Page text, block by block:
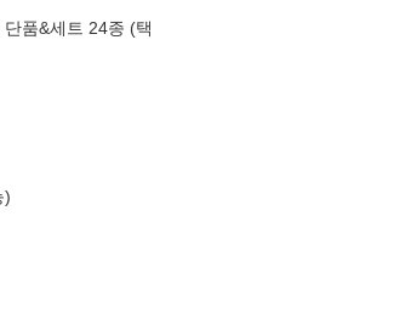
품&세트 24종 (택
)